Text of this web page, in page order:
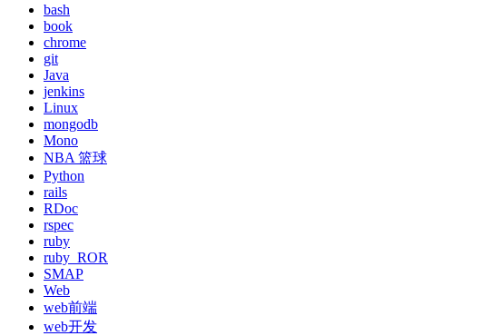
bash
book
chrome
git
Java
jenkins
Linux
mongodb
Mono
NBA 篮球
Python
rails
RDoc
rspec
ruby
ruby_ROR
SMAP
Web
web前端
web开发